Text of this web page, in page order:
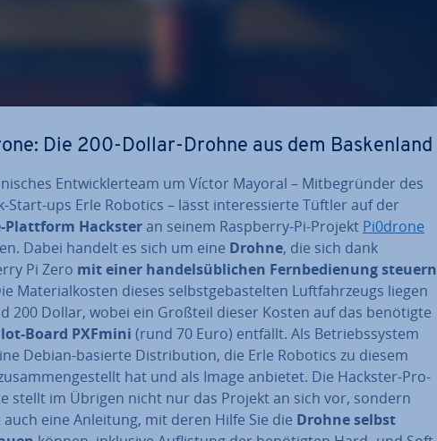
Die 200-Dollar-Drohne aus dem Bas­ken­land
Ent­wick­ler­team um Víctor Mayoral – Mit­be­grün­der des
Start-ups Erle Robotics – lässt in­ter­es­sier­te Tüftler auf der
Plattform Hacksteran seinem Raspberry-Pi-Projekt Pi0drone
Dabei handelt es sich um eine Drohne, die sich dank
Pi Zero mit einer han­dels­üb­li­chen Fern­be­die­nung steuern
Ma­te­ri­al­kos­ten dieses selbst­ge­bas­tel­ten Luft­fahr­zeugs liegen
200 Dollar, wobei ein Großteil dieser Kosten auf das benötigte
Board PXFmini (rund 70 Euro) entfällt. Als Be­triebs­sys­tem
Debian-basierte Dis­tri­bu­ti­on, die Erle Robotics zu diesem
hat und als Image anbietet. Die Hackster-Pro­
stellt im Übrigen nicht nur das Projekt an sich vor, sondern
eine Anleitung, mit deren Hilfe Sie die Drohne selbst